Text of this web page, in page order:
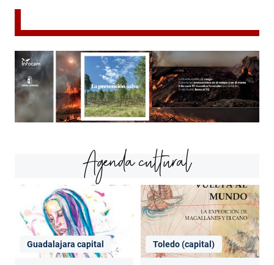
Agenda cultural
Guadalajara capital Toledo (capital)